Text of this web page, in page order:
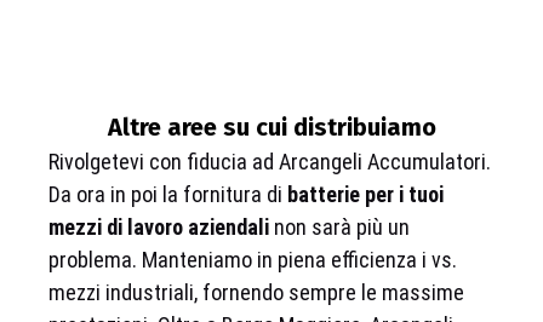
Altre aree su cui distribuiamo
Rivolgetevi con fiducia ad Arcangeli Accumulatori.
Da ora in poi la fornitura di batterie per i tuoi
mezzi di lavoro aziendali non sarà più un
problema. Manteniamo in piena efficienza i vs.
mezzi industriali, fornendo sempre le massime